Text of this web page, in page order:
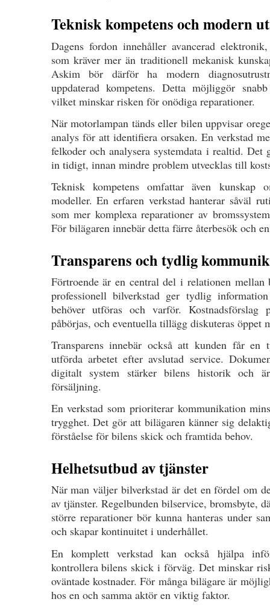
Teknisk kompetens och modern
Dagens fordon innehåller avancerad
som kräver mer än traditionell mekanisk
Askim bör därför ha modern
uppdaterad kompetens. Detta möjliggör
vilket minskar risken för onödiga reparationer.
När motorlampan tänds eller bilen uppvisar
analys för att identifiera orsaken. En verkstad
felkoder och analysera systemdata i realtid. Det
in tidigt, innan mindre problem utvecklas till
Teknisk kompetens omfattar även kunskap
modeller. En erfaren verkstad hanterar såväl
som mer komplexa reparationer av
För bilägaren innebär detta färre återbesök och
Transparens och tydlig
Förtroende är en central del i relationen mellan
professionell bilverkstad ger tydlig
behöver utföras och varför. Kostnadsförslag
påbörjas, och eventuella tillägg diskuteras öppet
Transparens innebär också att kunden får en
utförda arbetet efter avslutad service.
digitalt system stärker bilens historik och
försäljning.
En verkstad som prioriterar kommunikation
trygghet. Det gör att bilägaren känner sig
förståelse för bilens skick och framtida behov.
Helhetsutbud av tjänster
När man väljer bilverkstad är det en fördel om
av tjänster. Regelbunden bilservice, bromsbyte,
större reparationer bör kunna hanteras under
och skapar kontinuitet i underhållet.
En komplett verkstad kan också hjälpa
kontrollera bilens skick i förväg. Det minskar
oväntade kostnader. För många bilägare är
hos en och samma aktör en viktig faktor.